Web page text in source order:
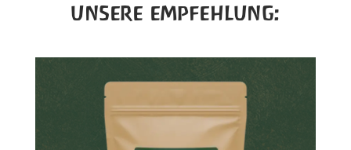
UNSERE EMPFEHLUNG: